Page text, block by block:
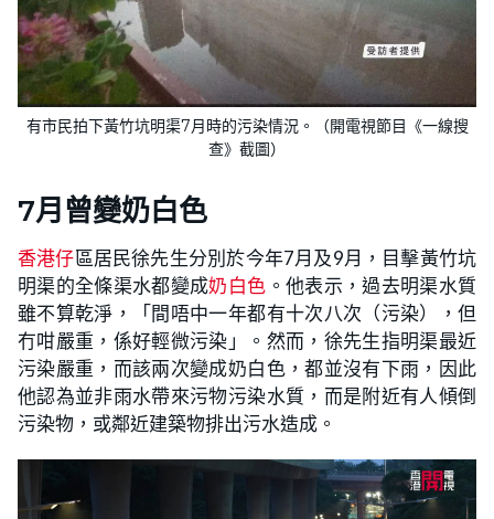
有市民拍下黃竹坑明渠7月時的污染情況。（開電視節目《一線搜
查》截圖）
7月曾變奶白色
香港仔區居民徐先生分別於今年7月及9月，目擊黃竹坑
明渠的全條渠水都變成奶白色 。他表示，過去明渠水質
雖不算乾淨，「間唔中一年都有十次八次（污染），但
冇咁嚴重，係好輕微污染」。然而，徐先生指明渠最近
污染嚴重，而該兩次變成奶白色，都並沒有下雨，因此
他認為並非雨水帶來污物污染水質，而是附近有人傾倒
污染物，或鄰近建築物排出污水造成。